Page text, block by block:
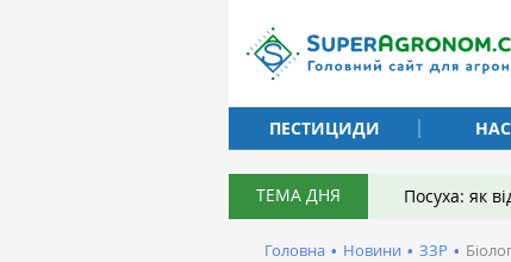
ПЕСТИЦИДИ
ТЕМА ДНЯ Посуха: як
Головна • Новини • ЗЗР •